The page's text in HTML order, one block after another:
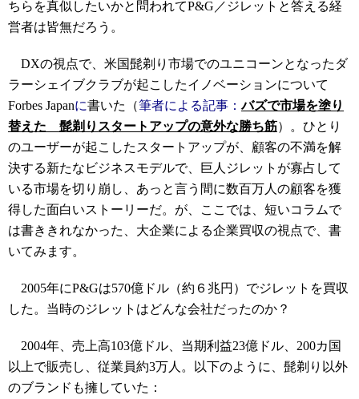
ちらを真似したいかと問われてP&G ／ジレットと答える経
営者は皆無だろう 。
DXの視点で、米国髭剃り 市場でのユニコーンとなった ダ
ラーシェイブクラブが起こしたイノベーションについて
Forbes Japanに書いた（筆者による記事：バズで市場を塗り
替えた 髭剃りスタートアップの意外な勝ち筋）。ひとり
のユーザーが起こしたスタートアップが、顧客の不満を解
決する新たなビジネスモデルで、巨人ジレットが寡占して
いる市場を切り崩し、あっと言う間に数百万人の顧客を獲
得した面白いストーリーだ。が、ここでは、短いコラムで
は書ききれなかった、大企業による企業買収の視点で、書
いてみ ます。
2005年にP&Gは570億ドル（約６兆円）でジレットを買収
した。当時のジレットはどんな会社だったのか？
2004年、 売上高103億ドル 、当期利益23億ドル 200カ国
以上で販売し、従業員約3万人。以下のように、髭剃り以外
のブランドも擁していた：